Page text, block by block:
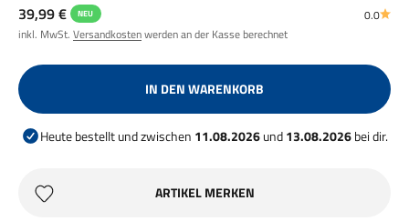
Angebot
39,99 € NEU
inkl. MwSt. Versandkostenwerden an der Kasse berechnet
0.0
IN DEN WARENKORB
Heute bestellt und zwischen 11.08.2026und13.08.2026bei dir.
ARTIKEL MERKEN